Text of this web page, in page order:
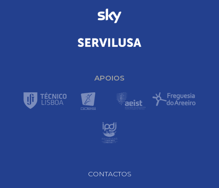
APOIOS
CONTACTOS